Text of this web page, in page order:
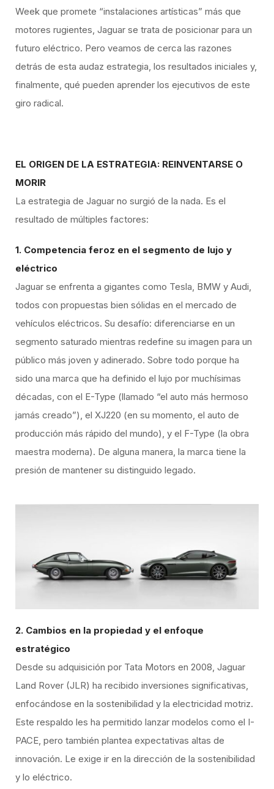
Week que promete “instalaciones artísticas” más que
motores rugientes, Jaguar se trata de posicionar para un
futuro eléctrico. Pero veamos de cerca las razones
detrás de esta audaz estrategia, los resultados iniciales y,
finalmente, qué pueden aprender los ejecutivos de este
giro radical.
EL ORIGEN DE LA ESTRATEGIA: REINVENTARSE O
MORIR
La estrategia de Jaguar no surgió de la nada. Es el
resultado de múltiples factores:
1. Competencia feroz en el segmento de lujo y
eléctrico
Jaguar se enfrenta a gigantes como Tesla, BMW y Audi,
todos con propuestas bien sólidas en el mercado de
vehículos eléctricos. Su desafío: diferenciarse en un
segmento saturado mientras redefine su imagen para un
público más joven y adinerado. Sobre todo porque ha
sido una marca que ha definido el lujo por muchísimas
décadas, con el E-Type (llamado “el auto más hermoso
jamás creado”), el XJ220 (en su momento, el auto de
producción más rápido del mundo), y el F-Type (la obra
maestra moderna). De alguna manera, la marca tiene la
presión de mantener su distinguido legado.
2. Cambios en la propiedad y el enfoque
estratégico
Desde su adquisición por Tata Motors en 2008, Jaguar
Land Rover (JLR) ha recibido inversiones significativas,
enfocándose en la sostenibilidad y la electricidad motriz.
Este respaldo les ha permitido lanzar modelos como el I-
PACE, pero también plantea expectativas altas de
innovación. Le exige ir en la dirección de la sostenibilidad
y lo eléctrico.